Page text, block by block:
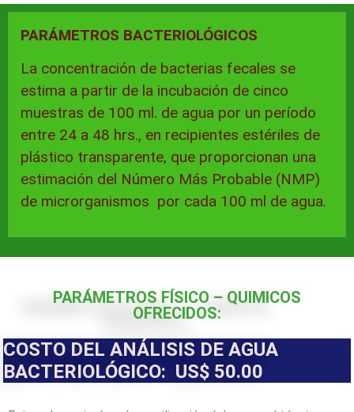
PARÁMETROS BACTERIOLÓGICOS
La concentración de bacterias fecales se
estima a partir de la incubación de cinco
muestras de 100 ml. de agua por un período
entre 24 a 48 hrs., en recipientes estériles de
plástico transparente, que proporcionan una
estimación del Número Más Probable (NMP)
de microrganismos por cada 100 ml de agua.
PARÁMETROS FÍSICO – QUIMICOS
OFRECIDOS:
COSTO DEL ANÁLISIS DE AGUA
BACTERIOLÓGICO: US$ 50.00